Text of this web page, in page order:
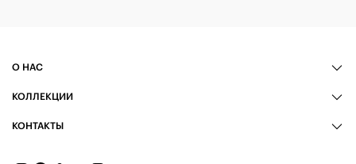
О НАС
КОЛЛЕКЦИИ
КОНТАКТЫ